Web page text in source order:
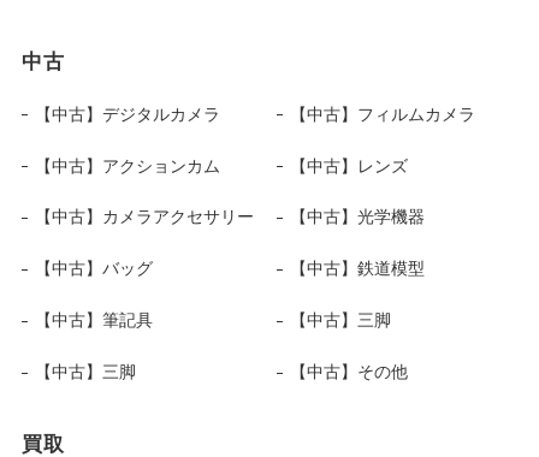
中古
【中古】デジタルカメラ 【中古】フィルムカメラ
【中古】アクションカム 【中古】レンズ
【中古】カメラアクセサリー 【中古】光学機器
【中古】バッグ 【中古】鉄道模型
【中古】筆記具 【中古】三脚
【中古】三脚 【中古】その他
買取